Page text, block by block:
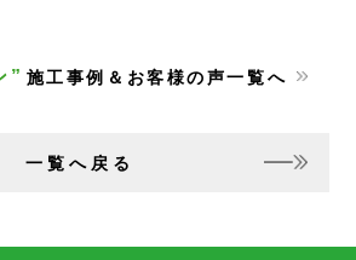
” 施工事例＆お客様の声一覧へ
一覧へ戻る